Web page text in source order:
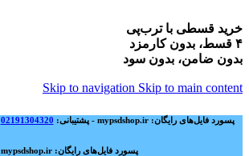
خرید قسطی با ترب‌پی
۴ قسط، بدون کارمزد
بدون ضامن، بدون سود
Skip to navigation Skip to main content
پسورد فایل‌های رایگان: mypsdshop.ir - پشتیبانی: arshiya_ag@yahoo.com 02191304320
پسورد فایل‌های رایگان: mypsdshop.ir